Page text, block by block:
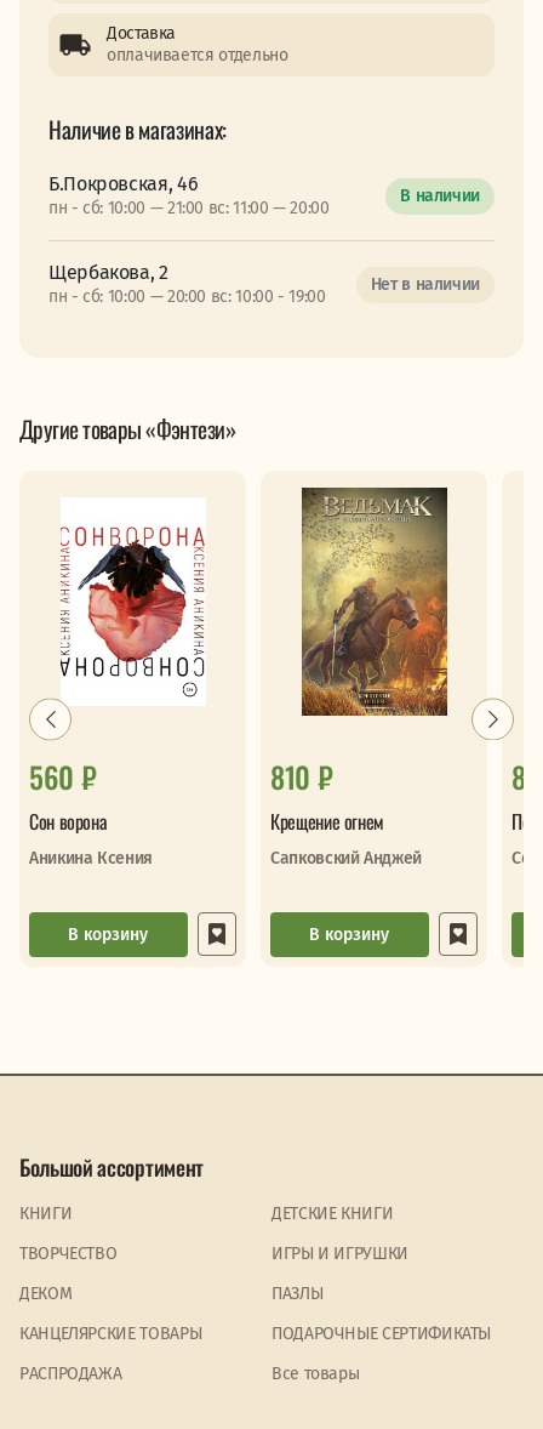
Доставка
оплачивается отдельно
Наличие в магазинах:
Б.Покровская, 46
пн - сб: 10:00 — 21:00 вс: 11:00 — 20:00
В наличии
Щербакова, 2
пн - сб: 10:00 — 20:00 вс: 10:00 - 19:00
Нет в наличии
Другие товары «Фэнтези»
560 ₽
Сон ворона
Аникина Ксения
В корзину
810 ₽
Крещение огнем
Сапковский Анджей
В корзину
Большой ассортимент
КНИГИ
ДЕТСКИЕ КНИГИ
ТВОРЧЕСТВО
ИГРЫ И ИГРУШКИ
ДЕКОМ
ПАЗЛЫ
КАНЦЕЛЯРСКИЕ ТОВАРЫ
ПОДАРОЧНЫЕ СЕРТИФИКАТЫ
PАСПРОДАЖА
Все товары